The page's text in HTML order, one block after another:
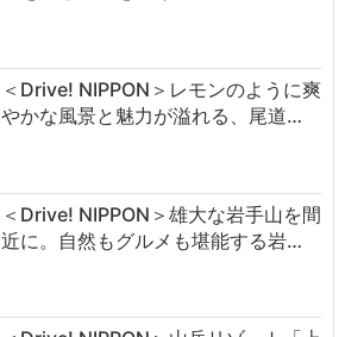
＜Drive! NIPPON＞レモンのように爽
やかな風景と魅力が溢れる、尾道…
＜Drive! NIPPON＞雄大な岩手山を間
近に。自然もグルメも堪能する岩…